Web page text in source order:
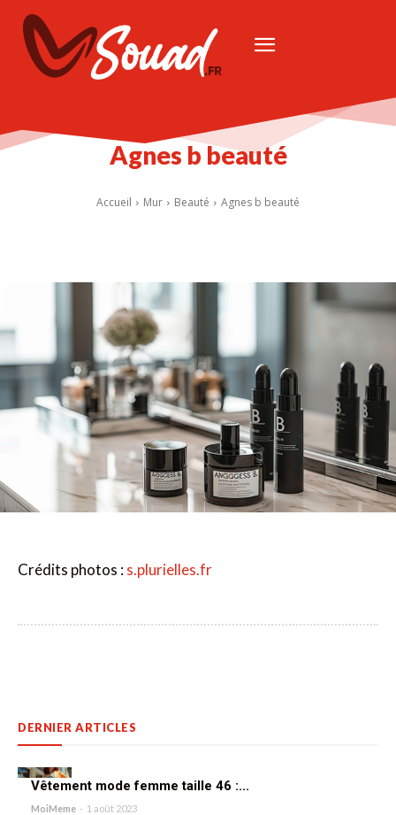
Agnes b beauté
Accueil Mur Beauté Agnes b beauté
Crédits photos :s.plurielles.fr
DERNIER ARTICLES
Vêtement mode femme taille 46 :...
MoiMeme - 1 août 2023